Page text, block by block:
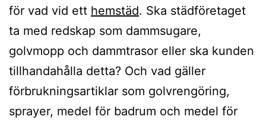
för vad vid ett hemstäd. Ska städföretaget
ta med redskap som dammsugare,
golvmopp och dammtrasor eller ska kunden
tillhandahålla detta? Och vad gäller
förbrukningsartiklar som golvrengöring,
sprayer, medel för badrum och medel för